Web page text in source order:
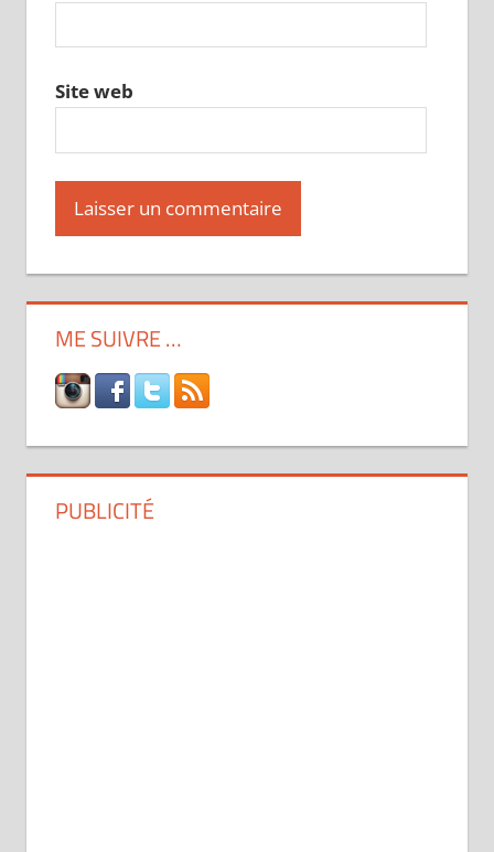
Site web
ME SUIVRE …
PUBLICITÉ